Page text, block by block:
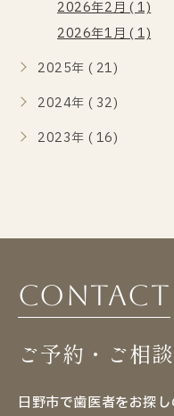
2026年2月 ( 1)
2026年1月 ( 1)
2025年 ( 21)
2024年 ( 32)
2023年 ( 16)
Contact
ご予約・ご相
日野市で歯医者をお探